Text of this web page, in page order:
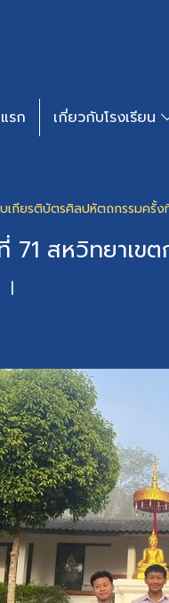
รก เกี่ยวกับโรงเรียน
เกียรติบัตรศิลปหัตถกรรมครั้
71 สหวิทยาเข
|